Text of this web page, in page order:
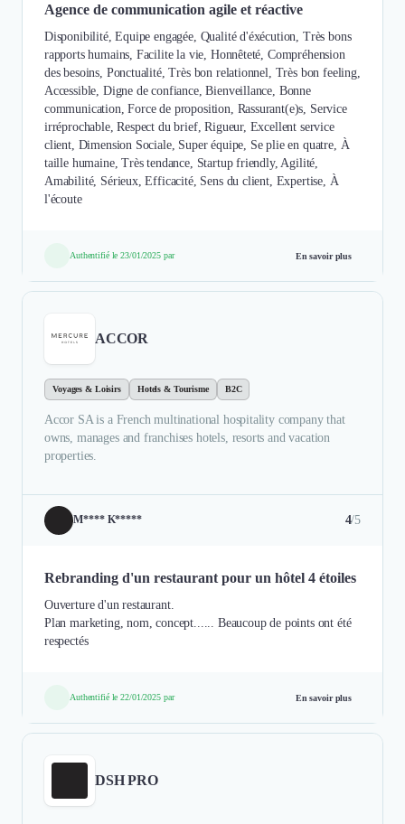
Agence de communication agile et réactive
Disponibilité, Equipe engagée, Qualité d'éxécution, Très bons
rapports humains, Facilite la vie, Honnêteté, Compréhension
des besoins, Ponctualité, Très bon relationnel, Très bon feeling,
Accessible, Digne de confiance, Bienveillance, Bonne
communication, Force de proposition, Rassurant(e)s, Service
irréprochable, Respect du brief, Rigueur, Excellent service
client, Dimension Sociale, Super équipe, Se plie en quatre, À
taille humaine, Très tendance, Startup friendly, Agilité,
Amabilité, Sérieux, Efficacité, Sens du client, Expertise, À
l'écoute
Authentifié le 23/01/2025 par En savoir plus
ACCOR
Voyages & Loisirs Hotels & Tourisme B2C
Accor SA is a French multinational hospitality company that
owns, manages and franchises hotels, resorts and vacation
properties.
M**** K***** 4/5
Rebranding d'un restaurant pour un hôtel 4 étoiles
Ouverture d'un restaurant.
Plan marketing, nom, concept...... Beaucoup de points ont été
respectés
Authentifié le 22/01/2025 par En savoir plus
DSH PRO